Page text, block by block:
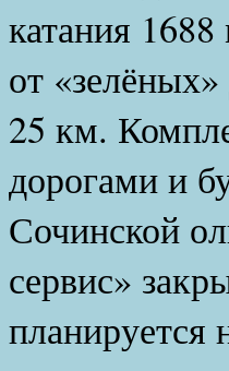
катания
от
25 км.
дорогами и
Сочинской
сервис»
планируется